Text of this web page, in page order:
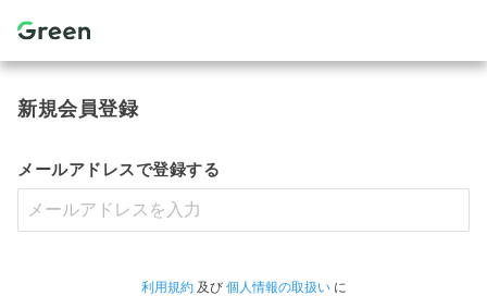
新規会員登録
メールアドレスで登録する
利用規約及び 個人情報の取扱いに